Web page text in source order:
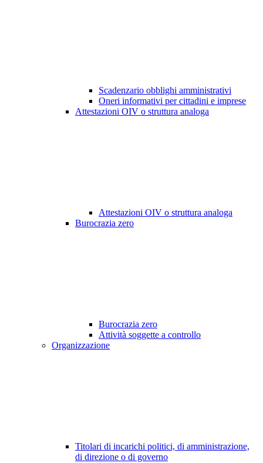
Scadenzario obblighi amministrativi
Oneri informativi per cittadini e imprese
Attestazioni OIV o struttura analoga
Attestazioni OIV o struttura analoga
Burocrazia zero
Burocrazia zero
Attività soggette a controllo
Organizzazione
Titolari di incarichi politici, di amministrazione,
di direzione o di governo